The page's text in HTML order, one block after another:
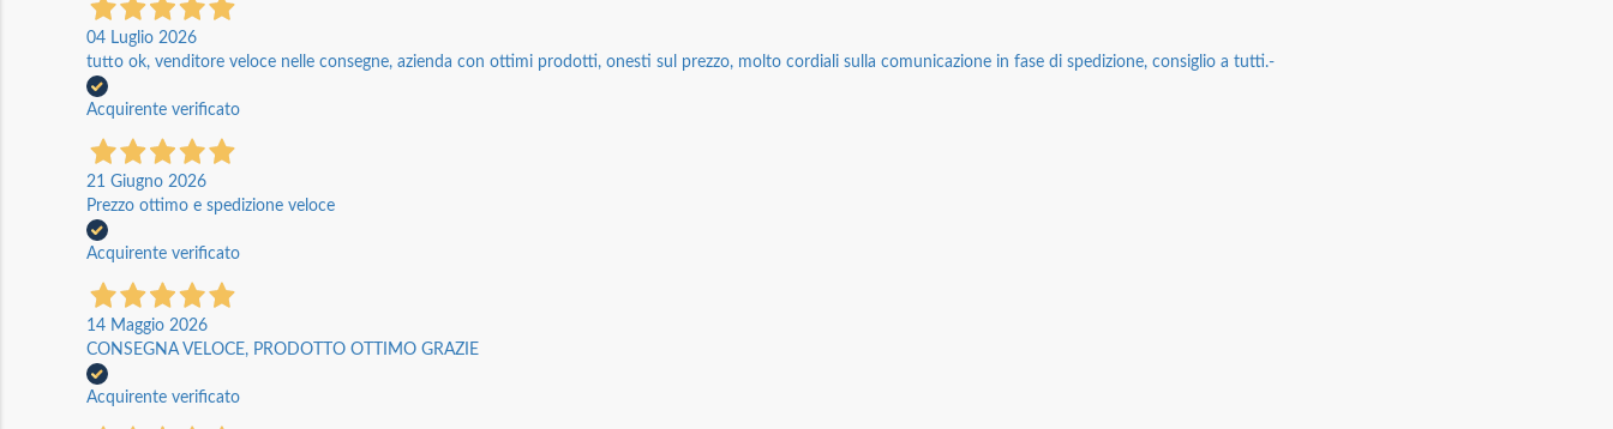
04 Luglio 2026
tutto ok, venditore veloce nelle consegne, azienda con ottimi prodotti, onesti sul prezzo, molto cordiali sulla comunicazione in fase di spedizione, consiglio a tutti.-
Acquirente verificato
21 Giugno 2026
Prezzo ottimo e spedizione veloce
Acquirente verificato
14 Maggio 2026
CONSEGNA VELOCE, PRODOTTO OTTIMO GRAZIE
Acquirente verificato